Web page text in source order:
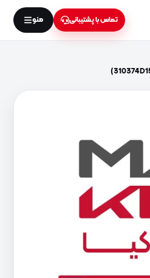
تماس با پشتیبانی منو